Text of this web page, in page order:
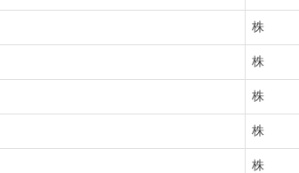
株
株
株
株
株